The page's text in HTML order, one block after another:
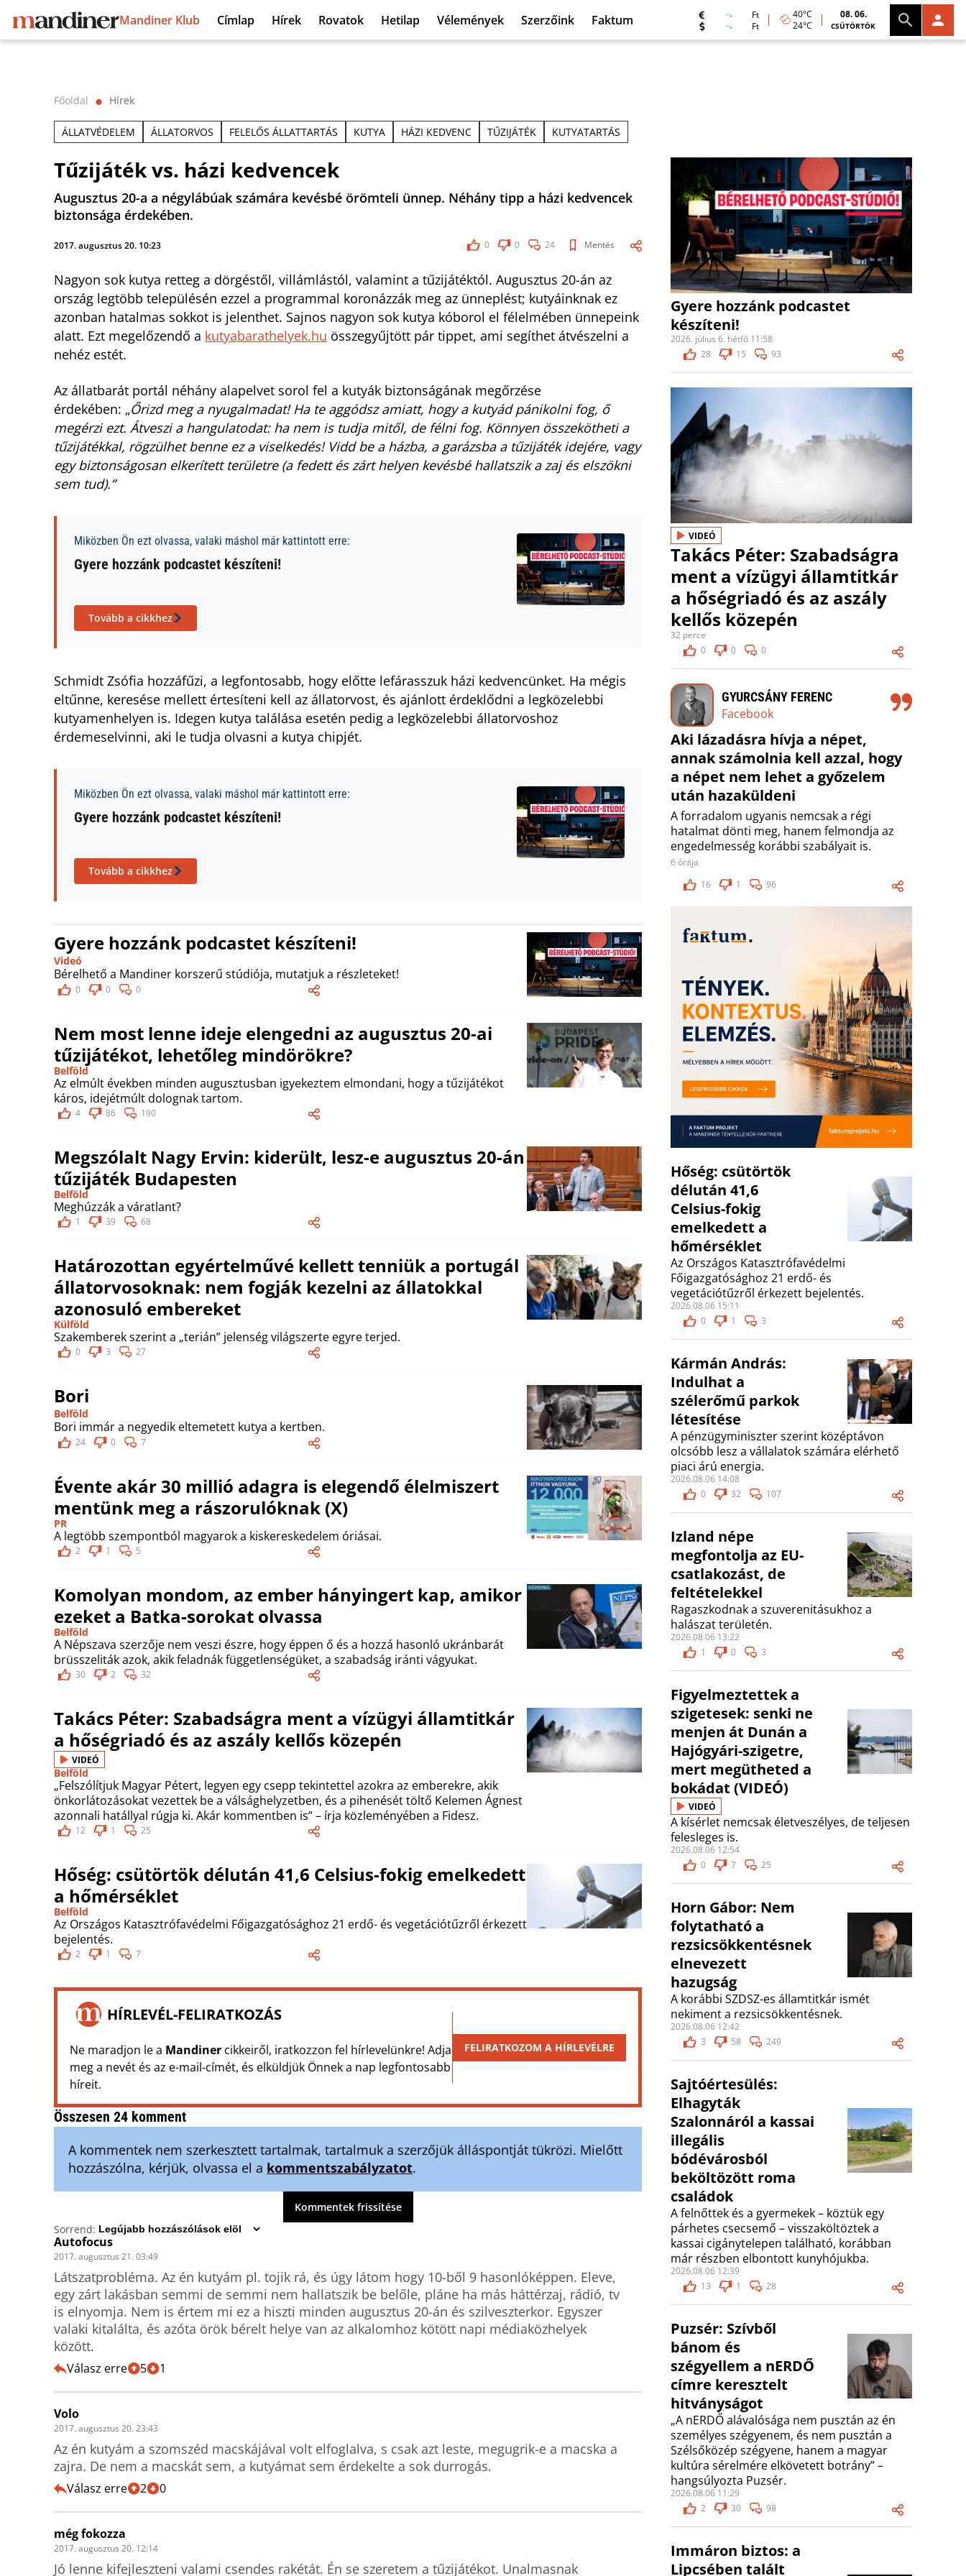
Mandiner Klub Címlap Hírek Rovatok Hetilap Vélemények Szerzőink Faktum
Ft
Ft
40°C
24°C
08. 06.
CSÜTÖRTÖK
Főoldal ⬤ Hírek
ÁLLATVÉDELEM ÁLLATORVOS FELELŐS ÁLLATTARTÁS KUTYA HÁZI KEDVENC TŰZIJÁTÉK KUTYATARTÁS
Tűzijáték vs. házi kedvencek
Augusztus 20-a a négylábúak számára kevésbé örömteli ünnep. Néhány tipp a házi kedvencek
biztonsága érdekében.
2017. augusztus 20. 10:23 0 0 24 Mentés
Nagyon sok kutya retteg a dörgéstől, villámlástól, valamint a tűzijátéktól. Augusztus 20-án az
ország legtöbb településén ezzel a programmal koronázzák meg az ünneplést; kutyáinknak ez
azonban hatalmas sokkot is jelenthet. Sajnos nagyon sok kutya kóborol el félelmében ünnepeink
alatt. Ezt megelőzendő a kutyabarathelyek.hu összegyűjtött pár tippet, ami segíthet átvészelni a
nehéz estét.
Az állatbarát portál néhány alapelvet sorol fel a kutyák biztonságának megőrzése
érdekében: „Őrizd meg a nyugalmadat! Ha te aggódsz amiatt, hogy a kutyád pánikolni fog, ő
megérzi ezt. Átveszi a hangulatodat: ha nem is tudja mitől, de félni fog. Könnyen összekötheti a
tűzijátékkal, rögzülhet benne ez a viselkedés! Vidd be a házba, a garázsba a tűzijáték idejére, vagy
egy biztonságosan elkerített területre (a fedett és zárt helyen kevésbé hallatszik a zaj és elszökni
sem tud).”
Miközben Ön ezt olvassa, valaki máshol már kattintott erre:
Gyere hozzánk podcastet készíteni!
Tovább a cikkhez
Schmidt Zsófia hozzáfűzi, a legfontosabb, hogy előtte lefárasszuk házi kedvencünket. Ha mégis
eltűnne, keresése mellett értesíteni kell az állatorvost, és ajánlott érdeklődni a legközelebbi
kutyamenhelyen is. Idegen kutya találása esetén pedig a legközelebbi állatorvoshoz
érdemeselvinni, aki le tudja olvasni a kutya chipjét.
Miközben Ön ezt olvassa, valaki máshol már kattintott erre:
Gyere hozzánk podcastet készíteni!
Tovább a cikkhez
Gyere hozzánk podcastet készíteni!
Videó
Bérelhető a Mandiner korszerű stúdiója, mutatjuk a részleteket!
0 0 0
Nem most lenne ideje elengedni az augusztus 20-ai
tűzijátékot, lehetőleg mindörökre?
Belföld
Az elmúlt években minden augusztusban igyekeztem elmondani, hogy a tűzijátékot
káros, idejétmúlt dolognak tartom.
4 86 190
Megszólalt Nagy Ervin: kiderült, lesz-e augusztus 20-án
tűzijáték Budapesten
Belföld
Meghúzzák a váratlant?
1 39 68
Határozottan egyértelművé kellett tenniük a portugál
állatorvosoknak: nem fogják kezelni az állatokkal
azonosuló embereket
Külföld
Szakemberek szerint a „terián” jelenség világszerte egyre terjed.
0 3 27
Bori
Belföld
Bori immár a negyedik eltemetett kutya a kertben.
24 0 7
Évente akár 30 millió adagra is elegendő élelmiszert
mentünk meg a rászorulóknak (X)
PR
A legtöbb szempontból magyarok a kiskereskedelem óriásai.
2 1 5
Komolyan mondom, az ember hányingert kap, amikor
ezeket a Batka-sorokat olvassa
Belföld
A Népszava szerzője nem veszi észre, hogy éppen ő és a hozzá hasonló ukránbarát
brüsszeliták azok, akik feladnák függetlenségüket, a szabadság iránti vágyukat.
30 2 32
Takács Péter: Szabadságra ment a vízügyi államtitkár
a hőségriadó és az aszály kellős közepén
VIDEÓ
Belföld
„Felszólítjuk Magyar Pétert, legyen egy csepp tekintettel azokra az emberekre, akik
önkorlátozásokat vezettek be a válsághelyzetben, és a pihenését töltő Kelemen Ágnest
azonnali hatállyal rúgja ki. Akár kommentben is” – írja közleményében a Fidesz.
12 1 25
Hőség: csütörtök délután 41,6 Celsius-fokig emelkedett
a hőmérséklet
Belföld
Az Országos Katasztrófavédelmi Főigazgatósághoz 21 erdő- és vegetációtűzről érkezett
bejelentés.
2 1 7
HÍRLEVÉL-FELIRATKOZÁS
Ne maradjon le a Mandiner cikkeiről, iratkozzon fel hírlevelünkre! Adja
meg a nevét és az e-mail-címét, és elküldjük Önnek a nap legfontosabb
híreit.
FELIRATKOZOM A HÍRLEVÉLRE
Összesen 24 komment
A kommentek nem szerkesztett tartalmak, tartalmuk a szerzőjük álláspontját tükrözi. Mielőtt
hozzászólna, kérjük, olvassa el a kommentszabályzatot.
Kommentek frissítése
Sorrend:
Autofocus
2017. augusztus 21. 03:49
Látszatprobléma. Az én kutyám pl. tojik rá, és úgy látom hogy 10-ből 9 hasonlóképpen. Eleve,
egy zárt lakásban semmi de semmi nem hallatszik be belőle, pláne ha más háttérzaj, rádió, tv
is elnyomja. Nem is értem mi ez a hiszti minden augusztus 20-án és szilveszterkor. Egyszer
valaki kitalálta, és azóta örök bérelt helye van az alkalomhoz kötött napi médiaközhelyek
között.
Válasz erre 5 1
Volo
2017. augusztus 20. 23:43
Az én kutyám a szomszéd macskájával volt elfoglalva, s csak azt leste, megugrik-e a macska a
zajra. De nem a macskát sem, a kutyámat sem érdekelte a sok durrogás.
Válasz erre 2 0
még fokozza
2017. augusztus 20. 12:14
Jó lenne kifejleszteni valami csendes rakétát. Én se szeretem a tűzijátékot. Unalmasnak
Gyere hozzánk podcastet
készíteni!
2026. július 6. hétfő 11:58
28
15 93
VIDEÓ
Takács Péter: Szabadságra
ment a vízügyi államtitkár
a hőségriadó és az aszály
kellős közepén
32 perce
0
0 0
GYURCSÁNY FERENC
Facebook
Aki lázadásra hívja a népet,
annak számolnia kell azzal, hogy
a népet nem lehet a győzelem
után hazaküldeni
A forradalom ugyanis nemcsak a régi
hatalmat dönti meg, hanem felmondja az
engedelmesség korábbi szabályait is.
6 órája
16
1 96
Hőség: csütörtök
délután 41,6
Celsius-fokig
emelkedett a
hőmérséklet
Az Országos Katasztrófavédelmi
Főigazgatósághoz 21 erdő- és
vegetációtűzről érkezett bejelentés.
2026.08.06 15:11
0
1 3
Kármán András:
Indulhat a
szélerőmű parkok
létesítése
A pénzügyminiszter szerint középtávon
olcsóbb lesz a vállalatok számára elérhető
piaci árú energia.
2026.08.06 14:08
0
32 107
Izland népe
megfontolja az EU-
csatlakozást, de
feltételekkel
Ragaszkodnak a szuverenitásukhoz a
halászat területén.
2026.08.06 13:22
1
0 3
Figyelmeztettek a
szigetesek: senki ne
menjen át Dunán a
Hajógyári-szigetre,
mert megütheted a
bokádat (VIDEÓ)
VIDEÓ
A kísérlet nemcsak életveszélyes, de teljesen
felesleges is.
2026.08.06 12:54
0
7 25
Horn Gábor: Nem
folytatható a
rezsicsökkentésnek
elnevezett
hazugság
A korábbi SZDSZ-es államtitkár ismét
nekiment a rezsicsökkentésnek.
2026.08.06 12:42
3
58 249
Sajtóértesülés:
Elhagyták
Szalonnáról a kassai
illegális
bódévárosból
beköltözött roma
családok
A felnőttek és a gyermekek – köztük egy
párhetes csecsemő – visszaköltöztek a
kassai cigánytelepen található, korábban
már részben elbontott kunyhójukba.
2026.08.06 12:39
13
1 28
Puzsér: Szívből
bánom és
szégyellem a nERDŐ
címre keresztelt
hitványságot
„A nERDŐ alávalósága nem pusztán az én
személyes szégyenem, és nem pusztán a
Szélsőközép szégyene, hanem a magyar
kultúra sérelmére elkövetett botrány” –
hangsúlyozta Puzsér.
2026.08.06 11:29
2
30 98
Immáron biztos: a
Lipcsében talált